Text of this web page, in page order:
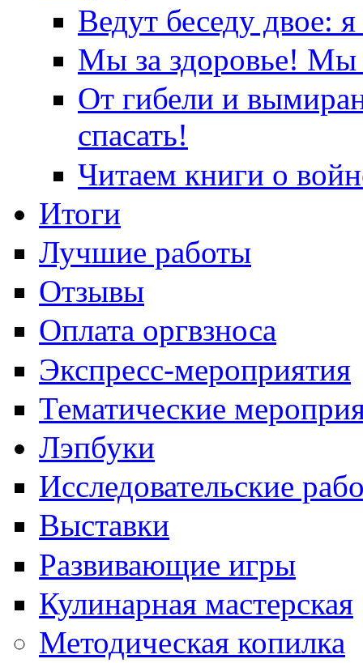
Ведут беседу двое:
Мы за здоровье! Мы
От гибели и
спасать!
Читаем книги о
Итоги
Лучшие работы
Отзывы
Оплата оргвзноса
Экспресс-мероприятия
Тематические
Лэпбуки
Исследовательские
Выставки
Развивающие игры
Кулинарная мастерская
Методическая копилка